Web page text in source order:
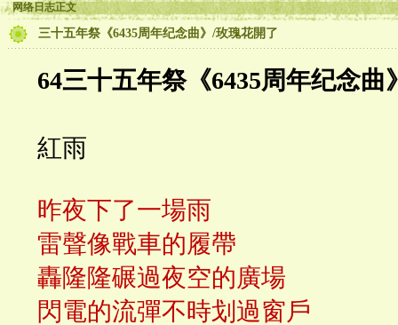
网络日志正文
三十五年祭《6435周年纪念曲》/玫瑰花開了
64三十五年祭《6435周年纪念曲
紅雨
昨夜下了一場雨
雷聲像戰車的履帶
轟隆隆碾過夜空的廣場
閃電的流彈不時划過窗戶